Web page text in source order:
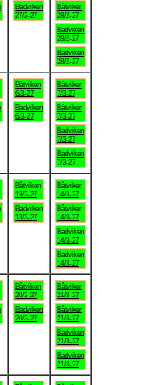
Badviken
27/2-27
Båtviken
28/2-27
Badviken
28/2-27
Badviken
28/2-27
Båtviken
6/3-27
Badviken
6/3-27
Båtviken
7/3-27
Båtviken
7/3-27
Badviken
7/3-27
Badviken
7/3-27
Båtviken
13/3-27
Badviken
13/3-27
Båtviken
14/3-27
Båtviken
14/3-27
Badviken
14/3-27
Badviken
14/3-27
Båtviken
20/3-27
Badviken
20/3-27
Båtviken
21/3-27
Båtviken
21/3-27
Badviken
21/3-27
Badviken
21/3-27